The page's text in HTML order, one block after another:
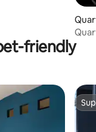
a
friendly